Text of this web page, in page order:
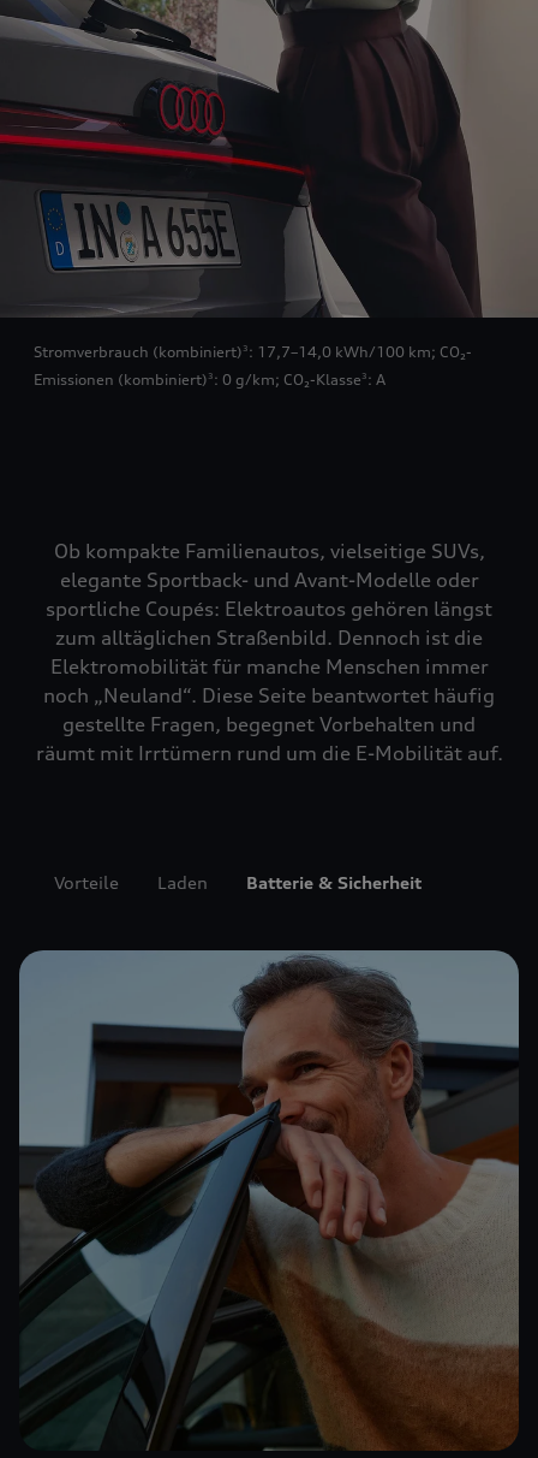
Stromverbrauch (kombiniert) 3 : 17,7–14,0 kWh/100 km; CO₂-
Emissionen (kombiniert) 3 : 0 g/km; CO₂-Klasse 3 : A
Ob kompakte Familienautos, vielseitige SUVs,
elegante Sportback- und Avant-Modelle oder
sportliche Coupés: Elektroautos gehören längst
zum alltäglichen Straßenbild. Dennoch ist die
Elektromobilität für manche Menschen immer
noch „Neuland“. Diese Seite beantwortet häufig
gestellte Fragen, begegnet Vorbehalten und
räumt mit Irrtümern rund um die E-Mobilität auf.
Vorteile Laden Batterie & Sicherheit